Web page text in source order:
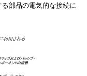
部品の電気的な接続に